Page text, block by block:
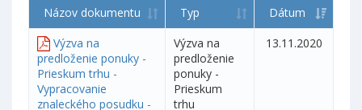
Názov dokumentu Typ
Dátum
Výzva na
predloženie ponuky -
Prieskum trhu -
Vypracovanie
znaleckého posudku -
Výzva na
predloženie
ponuky -
Prieskum
trhu
13.11.2020